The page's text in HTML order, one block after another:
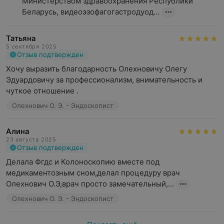
— Перед процедурой следует воздержаться от еды и
— Рекомендуемый последний прием пищи накануне
дня процедуры в 18:00.
Колоноскопия— обследование толстого кишечника.
— Кишечник должен быть очищен препаратом для
очищения кишечника перед обследованиями и
операциями. Следуйте инструкции производителя.
Разрешается белковая пищи и напитки:
яйца, сыр, нежирные кисломолочные продукты и
молоко; отварные мясо и птица (кроме колбасных
изделий), нежирные сорта рыбы; желе, сахар, мед,
прозрачные бульоны; чай и кофе без молока, сок без
мякоти, безалкогольные неокрашенные напитки,
вода.
Беларусь, видеоэзофагогастродуод...
Татьяна
5 сентября 2025
Отзыв подтвержден
Хочу выразить благодарность Олехновичу Олегу
Эдуардовичу за профессионализм, внимательность и
чуткое отношение .
Олехнович О. Э. - Эндоскопист
Алина
23 августа 2025
Отзыв подтвержден
Делала Фгдс и Колоноскопию вместе под
медикаментозным сном,делал процедуру врач
Олехнович О.Э,врач просто замечательный,...
Олехнович О. Э. - Эндоскопист